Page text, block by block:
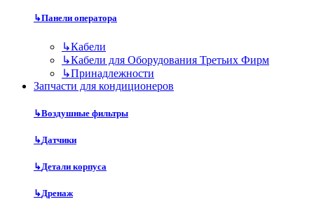
↳Панели оператора
↳Кабели
↳Кабели для Оборудования Третьих Фирм
↳Принадлежности
Запчасти для кондиционеров
↳Воздушные фильтры
↳Датчики
↳Детали корпуса
↳Дренаж